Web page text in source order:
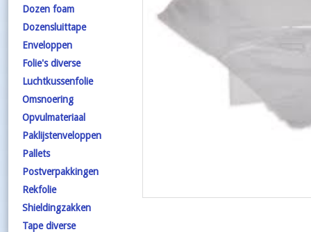
Dozen foam
Dozensluittape
Enveloppen
Folie's diverse
Luchtkussenfolie
Omsnoering
Opvulmateriaal
Paklijstenveloppen
Pallets
Postverpakkingen
Rekfolie
Shieldingzakken
Tape diverse